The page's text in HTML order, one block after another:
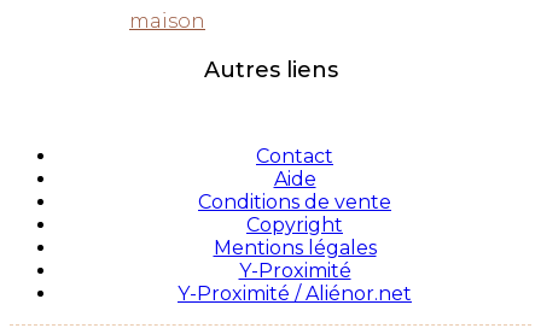
maison
Autres liens
Contact
Aide
Conditions de vente
Copyright
Mentions légales
Y-Proximité
Y-Proximité / Aliénor.net